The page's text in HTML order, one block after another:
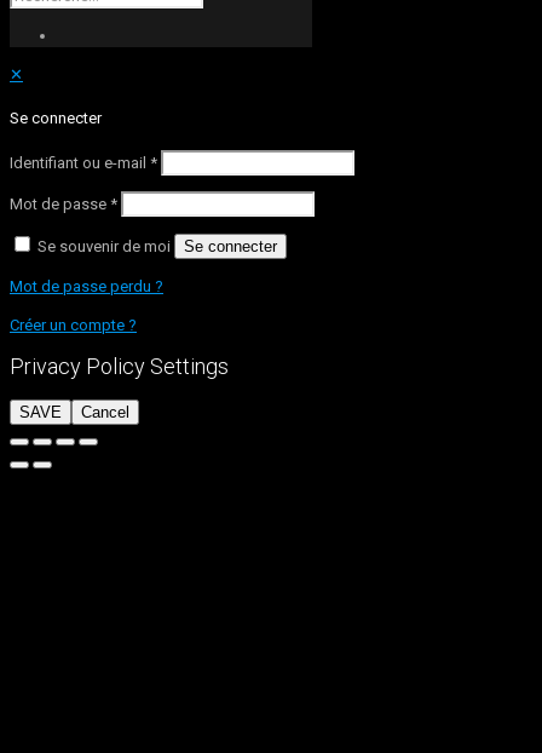
✕
Se connecter
Identifiant ou e-mail *
Mot de passe *
Se souvenir de moi Se connecter
Mot de passe perdu ?
Créer un compte ?
Privacy Policy Settings
SAVE Cancel